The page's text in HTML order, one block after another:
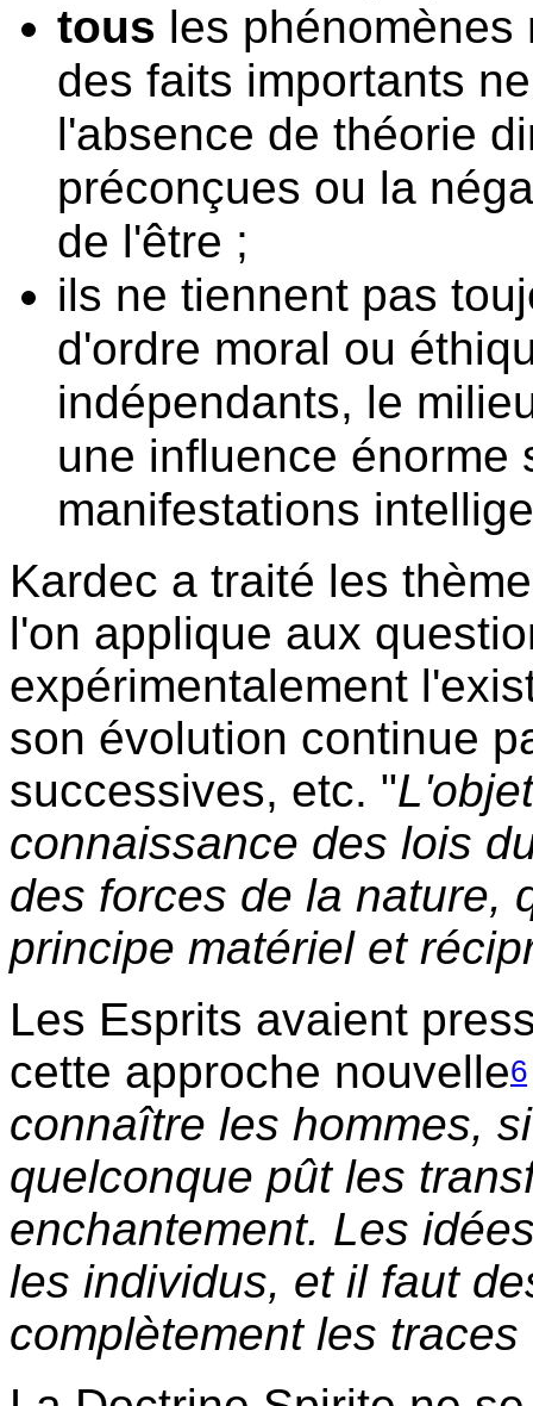
tous les
des faits importants
l'absence de théorie
préconçues ou la
de l'être ;
ils ne tiennent pas
d'ordre moral ou
indépendants, le
une influence énorme
manifestations
Kardec a traité les
l'on applique aux
expérimentalement
son évolution continue
successives, etc. "
connaissance des lois
des forces de la nature,
principe matériel et
Les Esprits avaient
cette approche nouvelle6
connaître les hommes,
quelconque pût les
enchantement. Les
les individus, et il faut
complètement les